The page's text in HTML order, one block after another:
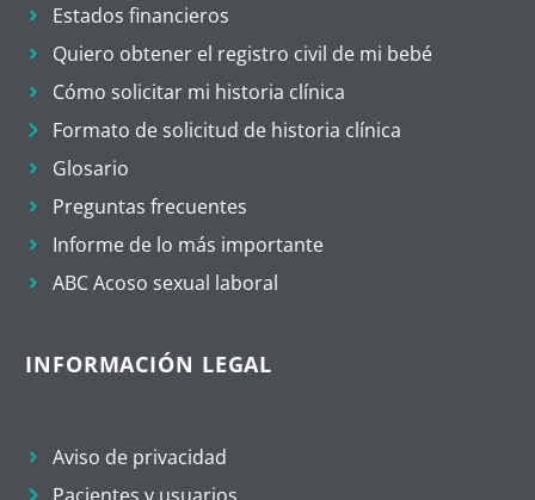
Estados financieros
Quiero obtener el registro civil de mi bebé
Cómo solicitar mi historia clínica
Formato de solicitud de historia clínica
Glosario
Preguntas frecuentes
Informe de lo más importante
ABC Acoso sexual laboral
INFORMACIÓN LEGAL
Aviso de privacidad